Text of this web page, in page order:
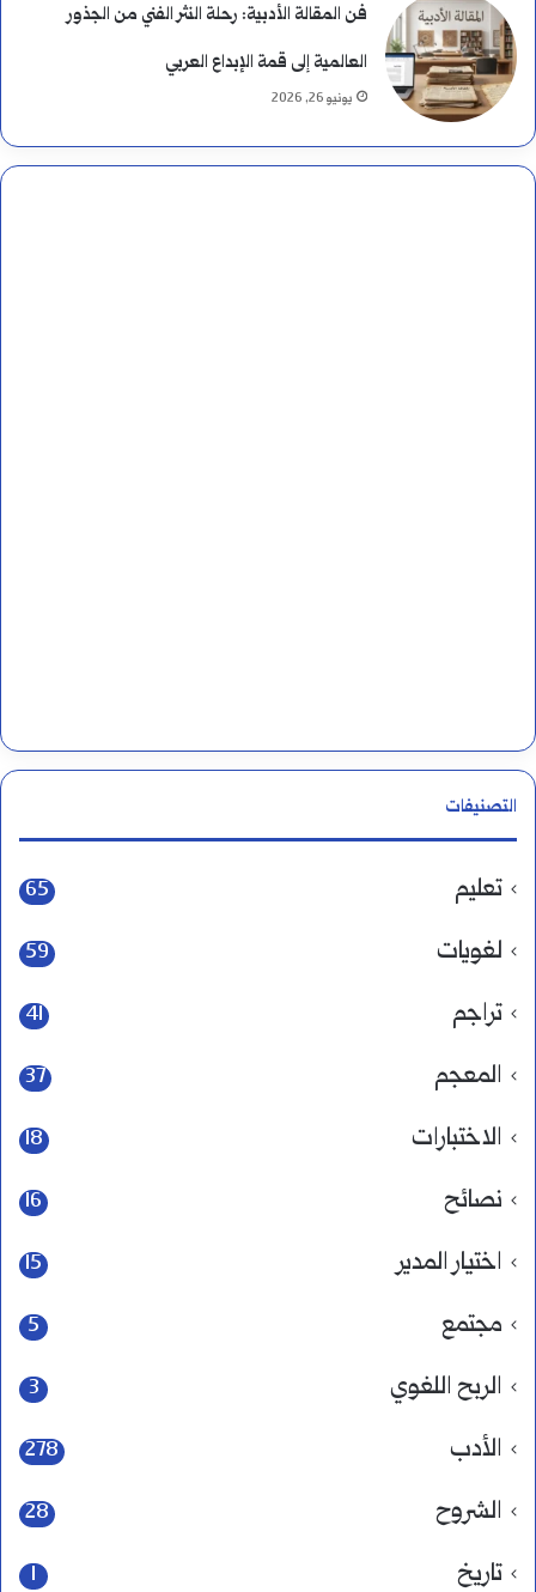
فن المقالة الأدبية: رحلة النثر الفني من الجذور
العالمية إلى قمة الإبداع العربي
يونيو 26, 2026
التصنيفات
تعليم 65
لغويات 59
تراجم 41
المعجم 37
الاختبارات 18
نصائح 16
اختيار المدير 15
مجتمع 5
الربح اللغوي 3
الأدب 278
الشروح 28
تاريخ 1